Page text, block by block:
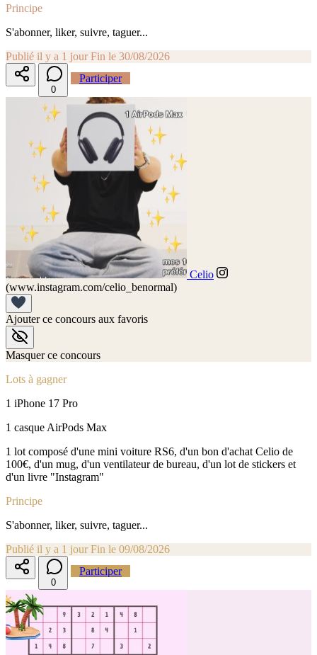
Principe
S'abonner, liker, suivre, taguer...
Publié il y a 1 jour Fin le 30/08/2026
0
Participer
Celio
(www.instagram.com/celio_benormal)
Ajouter ce concours aux favoris
Masquer ce concours
Lots à gagner
1 iPhone 17 Pro
1 casque AirPods Max
1 lot composé d'une mini voiture RS6, d'un bon d'achat Celio de
100€, d'un mug, d'un ventilateur de bureau, d'un lot de stickers et
d'un livre "Instagram"
Principe
S'abonner, liker, suivre, taguer...
Publié il y a 1 jour Fin le 09/08/2026
0
Participer